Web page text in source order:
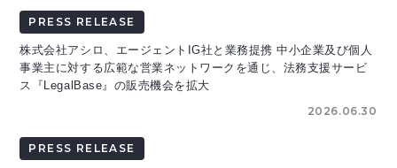
PRESS RELEASE
株式会社アシロ、エージェントIG社と業務提携 中小企業及び個人
事業主に対する広範な営業ネットワークを通じ、法務支援サービ
ス『LegalBase』の販売機会を拡大
2026.06.30
PRESS RELEASE